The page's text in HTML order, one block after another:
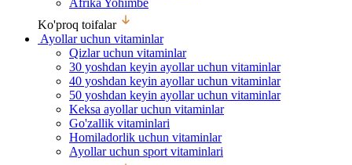
Ko'proq toifalar
Ayollar uchun vitaminlar
Qizlar uchun vitaminlar
30 yoshdan keyin ayollar uchun vitaminlar
40 yoshdan keyin ayollar uchun vitaminlar
50 yoshdan keyin ayollar uchun vitaminlar
Keksa ayollar uchun vitaminlar
Go'zallik vitaminlari
Homiladorlik uchun vitaminlar
Ayollar uchun sport vitaminlari